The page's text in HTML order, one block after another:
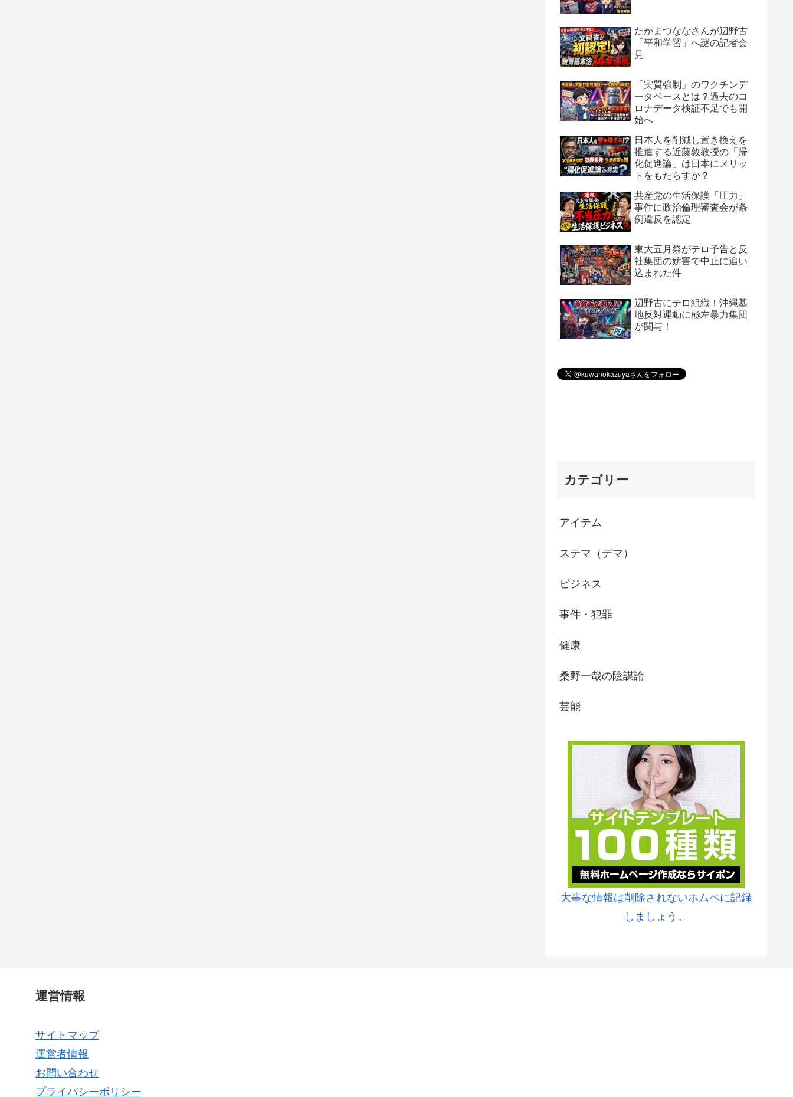
たかまつななさんが辺野古
「平和学習」へ謎の記者会
見
「実質強制」のワクチンデ
ータベースとは？過去のコ
ロナデータ検証不足でも開
始へ
日本人を削減し置き換えを
推進する近藤敦教授の「帰
化促進論」は日本にメリッ
トをもたらすか？
共産党の生活保護「圧力」
事件に政治倫理審査会が条
例違反を認定
東大五月祭がテロ予告と反
社集団の妨害で中止に追い
込まれた件
辺野古にテロ組織！沖縄基
地反対運動に極左暴力集団
が関与！
カテゴリー
アイテム
ステマ（デマ）
ビジネス
事件・犯罪
健康
桑野一哉の陰謀論
芸能
大事な情報は削除されないホムペに記録
しましょう。
運営情報
サイトマップ
運営者情報
お問い合わせ
プライバシーポリシー